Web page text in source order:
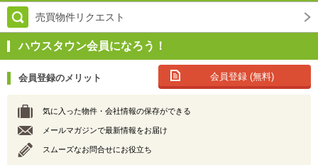
売買物件リクエスト
ハウスタウン会員になろう！
会員登録のメリット 会員登録 (無料)
気に入った物件・会社情報の保存ができる
メールマガジンで最新情報をお届け
スムーズなお問合せにお役立ち